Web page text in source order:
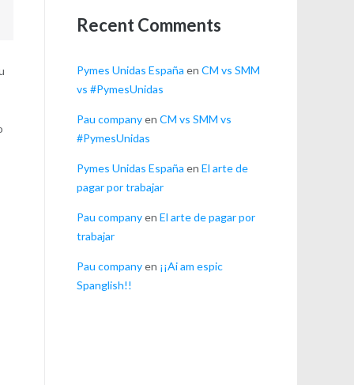
Recent Comments
Pymes Unidas España en CM vs SMM
vs #PymesUnidas
Pau companyen CM vs SMM vs
#PymesUnidas
Pymes Unidas España en El arte de
pagar por trabajar
Pau companyen El arte de pagar por
trabajar
Pau companyen ¡¡Ai am espic
Spanglish!!